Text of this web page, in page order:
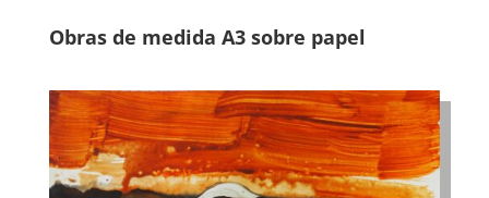
Obras de medida A3 sobre papel